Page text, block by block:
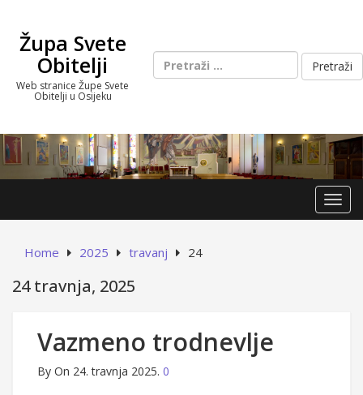
contentŽupa Svete
Obitelji
Web stranice Župe Svete
Obitelji u Osijeku
Pretraži:
Home 2025 travanj 24
24 travnja, 2025
Vazmeno trodnevlje
By On 24. travnja 2025. 0